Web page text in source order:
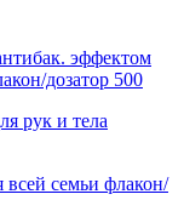
эффектом
дозатор 500
рук и тела
семьи флакон/